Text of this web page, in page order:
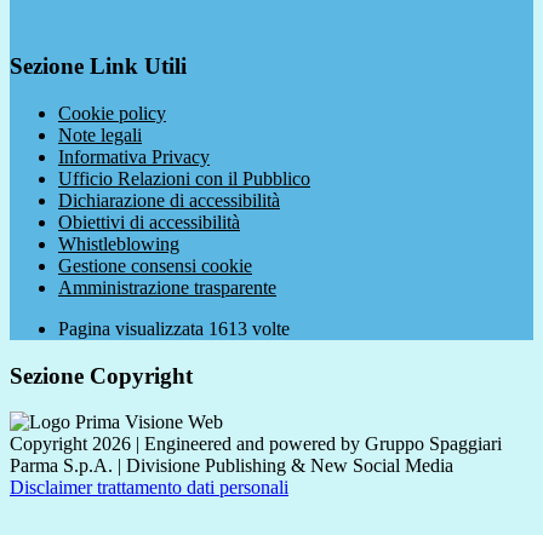
Sezione Link Utili
Cookie policy
Note legali
Informativa Privacy
Ufficio Relazioni con il Pubblico
Dichiarazione di accessibilità
Obiettivi di accessibilità
Whistleblowing
Gestione consensi cookie
Amministrazione trasparente
Pagina visualizzata 1613 volte
Sezione Copyright
Copyright 2026 | Engineered and powered by Gruppo Spaggiari
Parma S.p.A. | Divisione Publishing & New Social Media
Disclaimer trattamento dati personali